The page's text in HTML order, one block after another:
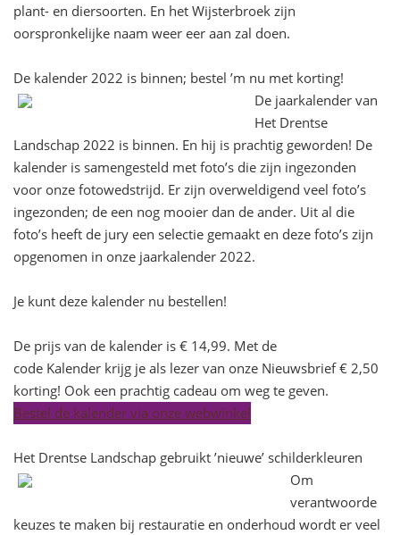
plant- en diersoorten. En het Wijsterbroek zijn
oorspronkelijke naam weer eer aan zal doen.
De kalender 2022 is binnen; bestel ’m nu met korting!
De jaarkalender van
Het Drentse
Landschap 2022 is binnen. En hij is prachtig geworden! De
kalender is samengesteld met foto’s die zijn ingezonden
voor onze fotowedstrijd. Er zijn overweldigend veel foto’s
ingezonden; de een nog mooier dan de ander. Uit al die
foto’s heeft de jury een selectie gemaakt en deze foto’s zijn
opgenomen in onze jaarkalender 2022.
Je kunt deze kalender nu bestellen!
De prijs van de kalender is € 14,99. Met de
code Kalender krijg je als lezer van onze Nieuwsbrief € 2,50
korting! Ook een prachtig cadeau om weg te geven.
Bestel de kalender via onze webwinkel
Het Drentse Landschap gebruikt ’nieuwe’ schilderkleuren
Om
verantwoorde
keuzes te maken bij restauratie en onderhoud wordt er veel